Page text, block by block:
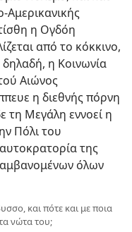
Αμερικανικής
η Ογδόη
από το κόκκινο,
η Κοινωνία
Αιώνος
η διεθνής πόρνη
τη Μεγάλη εννοεί η
Πόλι του
της
όλων
και πότε και με ποια
νώτα του;